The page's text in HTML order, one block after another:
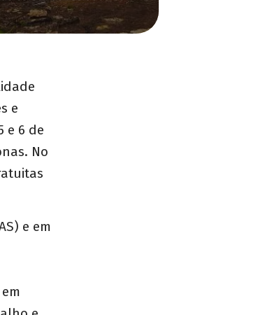
e
e 6 de
No
e em